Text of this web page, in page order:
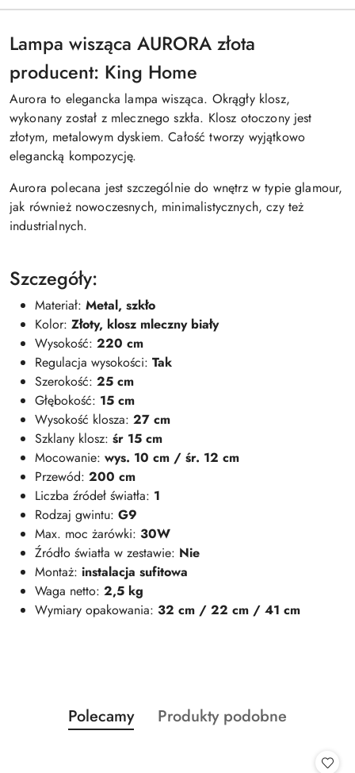
Lampa wisząca AURORA złota
producent: King Home
Aurora to elegancka lampa wisząca. Okrągły klosz,
wykonany został z mlecznego szkła. Klosz otoczony jest
złotym, metalowym dyskiem. Całość tworzy wyjątkowo
elegancką kompozycję.
Aurora polecana jest szczególnie do wnętrz w typie glamour,
jak również nowoczesnych, minimalistycznych, czy też
industrialnych.
Szczegóły:
Materiał: Metal, szkło
Kolor: Złoty, klosz mleczny biały
Wysokość: 220 cm
Regulacja wysokości: Tak
Szerokość: 25 cm
Głębokość: 15 cm
Wysokość klosza: 27 cm
Szklany klosz: śr 15 cm
Mocowanie: wys. 10 cm / śr. 12 cm
Przewód: 200 cm
Liczba źródeł światła: 1
Rodzaj gwintu: G9
Max. moc żarówki: 30W
Źródło światła w zestawie: Nie
Montaż: instalacja sufitowa
Waga netto: 2,5 kg
Wymiary opakowania: 32 cm / 22 cm / 41 cm
Pomiń karuzelę produktów
Produkty
o
Polecamy
Produkty
Produkty podobne